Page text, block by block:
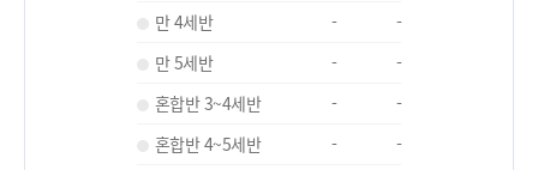
만 4세반
-
-
만 5세반
-
-
혼합반 3~4세반
-
-
혼합반 4~5세반
-
-